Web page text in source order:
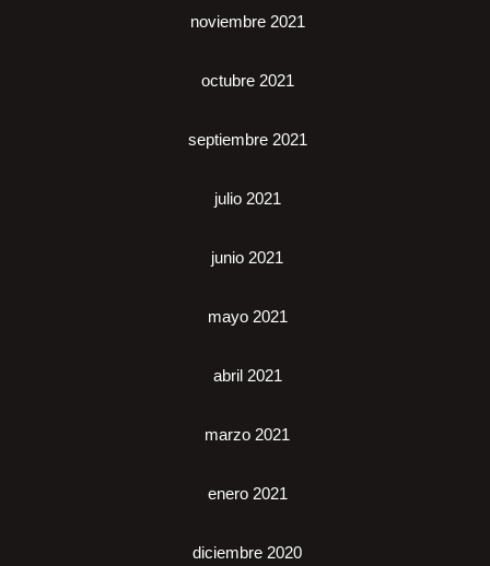
noviembre 2021
octubre 2021
septiembre 2021
julio 2021
junio 2021
mayo 2021
abril 2021
marzo 2021
enero 2021
diciembre 2020